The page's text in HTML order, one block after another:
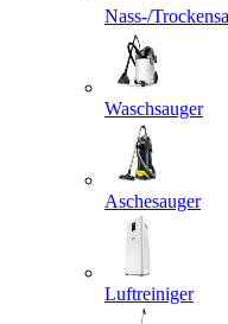
Nass-/
Waschsauger
Aschesauger
Luftreiniger